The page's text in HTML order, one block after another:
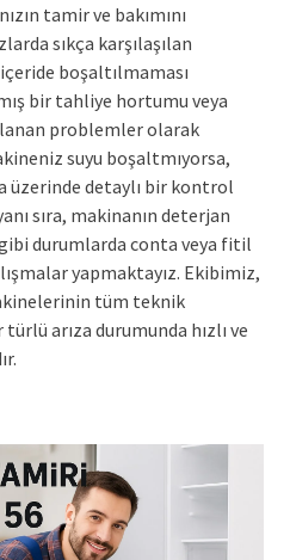
tamir ve bakımını
sıkça karşılaşılan
boşaltılmaması
bir tahliye hortumu veya
problemler olarak
suyu boşaltmıyorsa,
üzerinde detaylı bir kontrol
sıra, makinanın deterjan
gibi durumlarda conta veya fitil
yapmaktayız. Ekibimiz,
tüm teknik
arıza durumunda hızlı ve